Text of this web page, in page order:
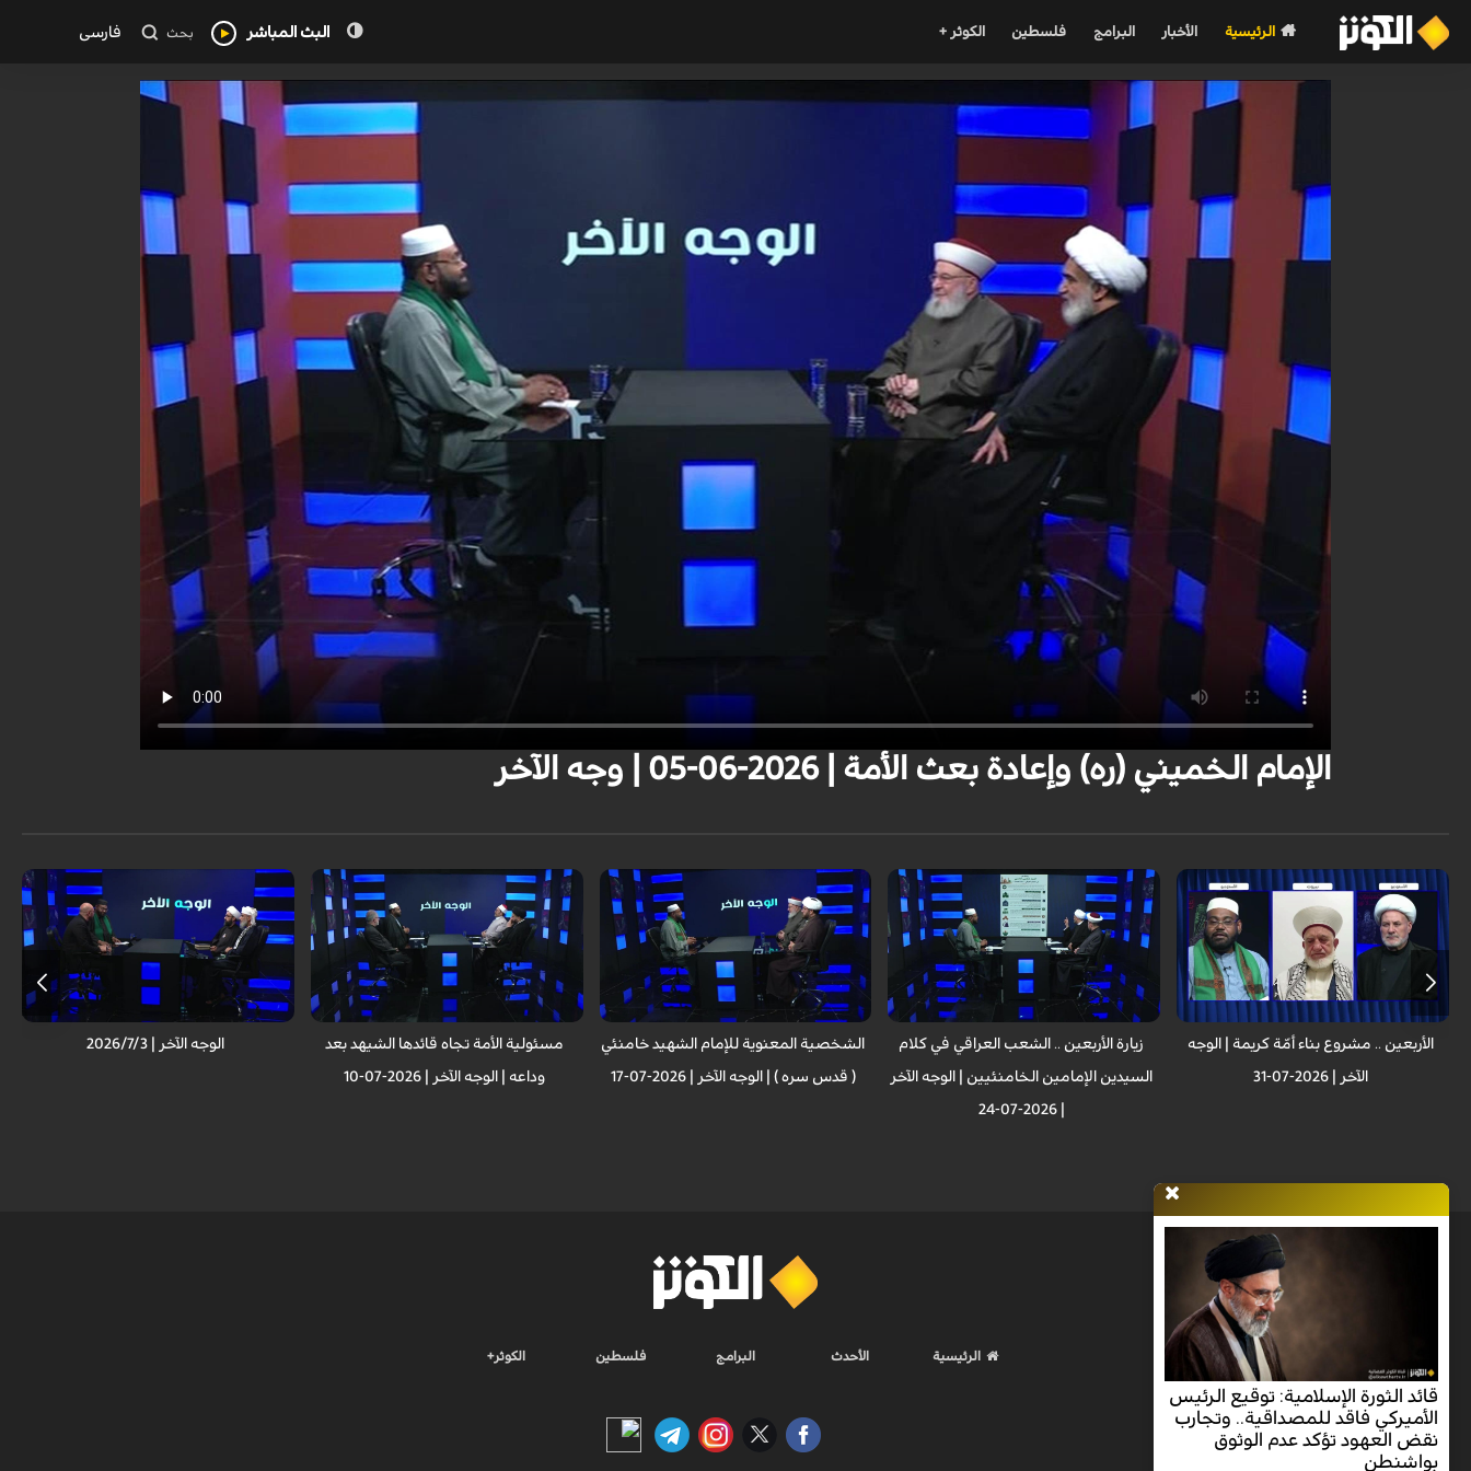
الرئيسية الأخبار البرامج فلسطين الكوثر + البث المباشر بحث فارسی
الإمام الخميني (ره) وإعادة بعث الأمة | 2026-06-05 | وجه الآخر
الأربعين .. مشروع بناء أمّة كريمة | الوجه
الآخر | 2026-07-31
زيارة الأربعين .. الشعب العراقي في كلام
السيدين الإمامين الخامنئيين | الوجه الآخر
| 2026-07-24
الشخصية المعنوية للإمام الشهيد خامنئي
( قدس سره ) | الوجه الآخر | 2026-07-17
مسئولية الأمة تجاه قائدها الشيهد بعد
وداعه | الوجه الآخر | 2026-07-10
الوجه الآخر | 2026/7/3
قائد الثورة الإسلامية: توقيع الرئيس
الأميركي فاقد للمصداقية.. وتجارب
نقض العهود تؤكد عدم الوثوق
بواشنطن
الرئيسية الأحدث البرامج فلسطين الكوثر+